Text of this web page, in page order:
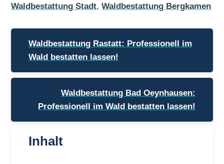
Waldbestattung Stadt,Waldbestattung Bergkamen
Beitragsnavigation
Waldbestattung Rastatt: Professionell im
Wald bestatten lassen!
Waldbestattung Bad Oeynhausen:
Professionell im Wald bestatten lassen!
Inhalt